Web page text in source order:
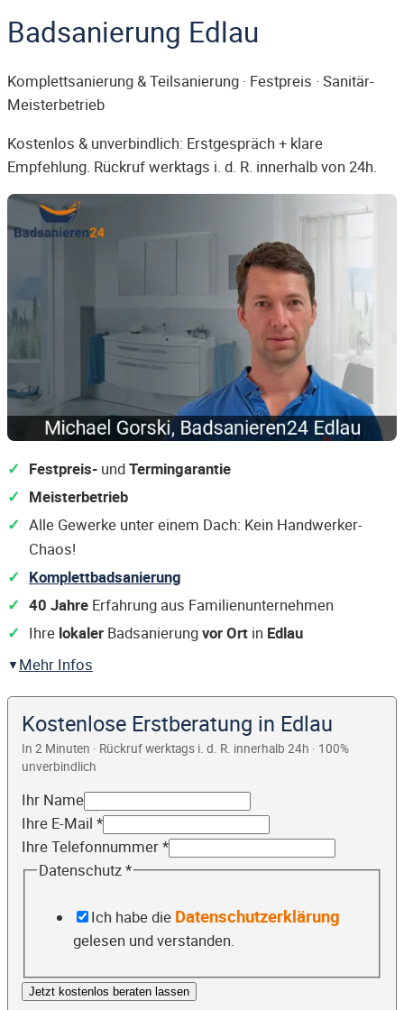
Badsanierung Edlau
Komplettsanierung & Teilsanierung · Festpreis · Sanitär-
Meisterbetrieb
Kostenlos & unverbindlich: Erstgespräch + klare
Empfehlung. Rückruf werktags i. d. R. innerhalb von 24h.
Festpreis- undTermingarantie
Meisterbetrieb
Alle Gewerke unter einem Dach: Kein Handwerker-
Chaos!
Komplettbadsanierung
40 Jahre Erfahrung aus Familienunternehmen
Ihre lokaler Badsanierungvor Ort in Edlau
Mehr Infos
Kostenlose Erstberatung in Edlau
In 2 Minuten · Rückruf werktags i. d. R. innerhalb 24h · 100%
unverbindlich
Ihr Name
Ihre E-Mail *
Ihre Telefonnummer*
Datenschutz*
Ich habe die Datenschutzerklärung
gelesen und verstanden.
Jetzt kostenlos beraten lassen